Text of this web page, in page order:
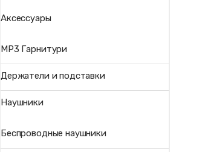
Аксессуары
MP3 Гарнитури
Держатели и подставки
Наушники
Беспроводные наушники